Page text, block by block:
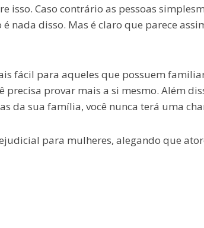
isso. Caso contrário as pessoas
nada disso. Mas é claro que parece
fácil para aqueles que possuem
provar mais a si mesmo. Além
da sua família, você nunca terá uma
para mulheres, alegando que